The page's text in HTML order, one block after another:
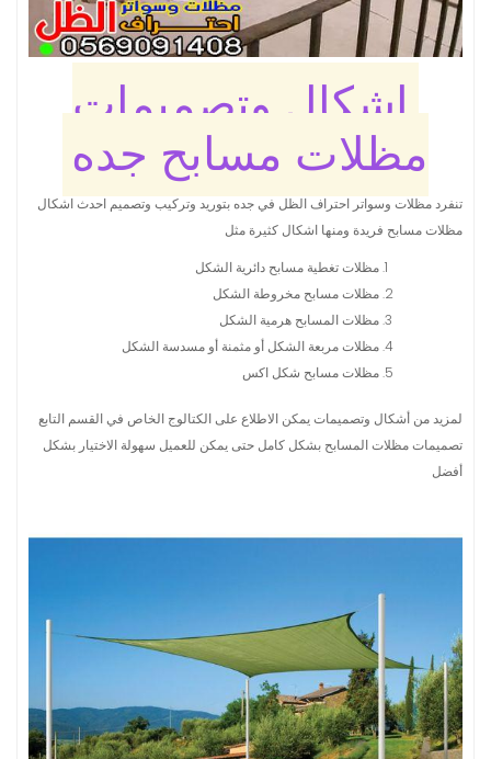
اشكال وتصميمات
مظلات مسابح جده
تنفرد مظلات وسواتر احتراف الظل في جده بتوريد وتركيب وتصميم احدث اشكال
مظلات مسابح فريدة ومنها اشكال كثيرة مثل
مظلات تغطية مسابح دائرية الشكل
مظلات مسابح مخروطة الشكل
مظلات المسابح هرمية الشكل
مظلات مربعة الشكل أو مثمنة أو مسدسة الشكل
مظلات مسابح شكل اكس
لمزيد من أشكال وتصميمات يمكن الاطلاع على الكتالوج الخاص في القسم التابع
تصميمات مظلات المسابح بشكل كامل حتى يمكن للعميل سهولة الاختيار بشكل
أفضل